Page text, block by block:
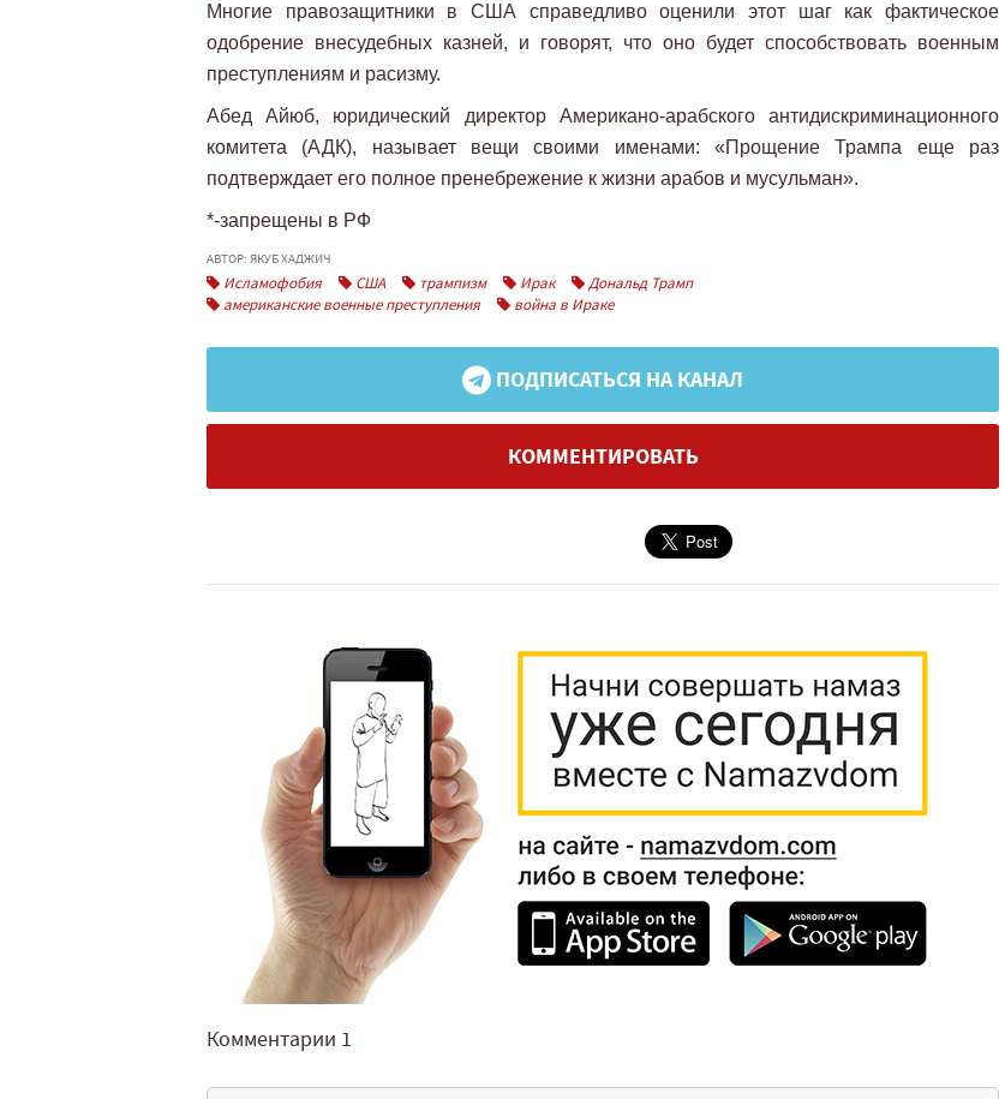
Многие правозащитники в США справедливо оценили этот шаг как фактическое
одобрение внесудебных казней, и говорят, что оно будет способствовать военным
преступлениям и расизму.
Абед Айюб, юридический директор Американо-арабского антидискриминационного
комитета (АДК), называет вещи своими именами: «Прощение Трампа еще раз
подтверждает его полное пренебрежение к жизни арабов и мусульман».
*-запрещены в РФ
АВТОР: ЯКУБ ХАДЖИЧ
Исламофобия США трампизм Ирак
Дональд Трамп
американские военные преступления
война в Ираке
ПОДПИСАТЬСЯ НА КАНАЛ
КОММЕНТИРОВАТЬ
Комментарии 1